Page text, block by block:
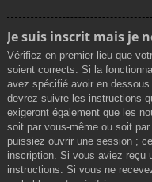
Je suis inscrit mais je
Vérifiez en premier lieu que
soient corrects. Si la
avez spécifié avoir en
devrez suivre les instructions
exigeront également que les
soit par vous-même ou soit
puissiez ouvrir une session ;
inscription. Si vous aviez reçu
instructions. Si vous ne